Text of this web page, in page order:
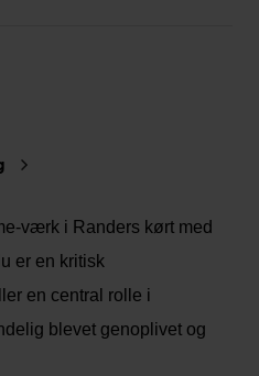
værk i Randers kørt med
er en kritisk
en central rolle i
blevet genoplivet og